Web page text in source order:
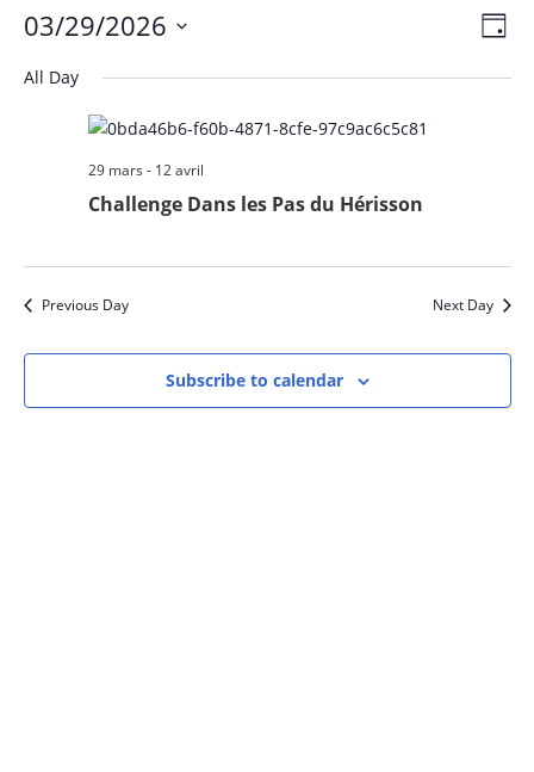
Day
03/29/2026
date.
All Day
29 mars - 12 avril
Challenge Dans les Pas du Hérisson
Previous Day Next Day
Subscribe to calendar